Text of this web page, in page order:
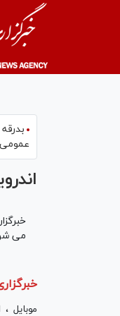
عمومی
می
موبایل